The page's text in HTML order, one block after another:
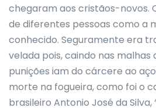
chegaram aos cristãos-novos.
de diferentes pessoas como a
conhecido. Seguramente era
velada pois, caindo nas malhas
punições iam do cárcere ao
morte na fogueira, como foi o
brasileiro Antonio José da Silva,